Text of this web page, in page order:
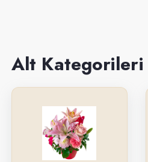
Yeni İş-Terfi
Kutuda Çiçekler
Doğum Gününe
Düğün & Açılış Çelenkleri
Alt Kategorileri